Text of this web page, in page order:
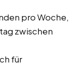
pro Woche,
zwischen
für